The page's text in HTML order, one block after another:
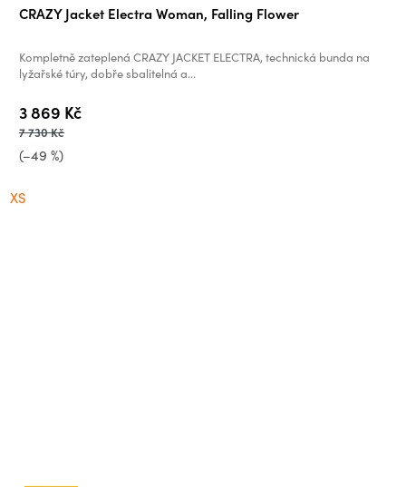
CRAZY Jacket Electra Woman, Falling Flower
3 869 Kč
7 730 Kč
(–49 %)
Kompletně zateplená CRAZY JACKET ELECTRA, technická bunda na
lyžařské túry, dobře sbalitelná a...
XS